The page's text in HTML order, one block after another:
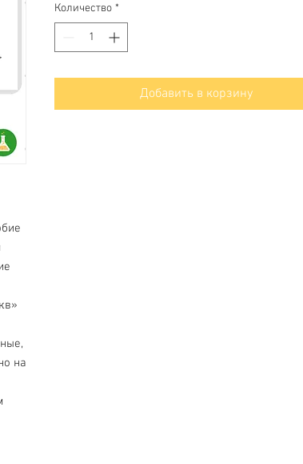
на
Количество *
Добавить в корзину